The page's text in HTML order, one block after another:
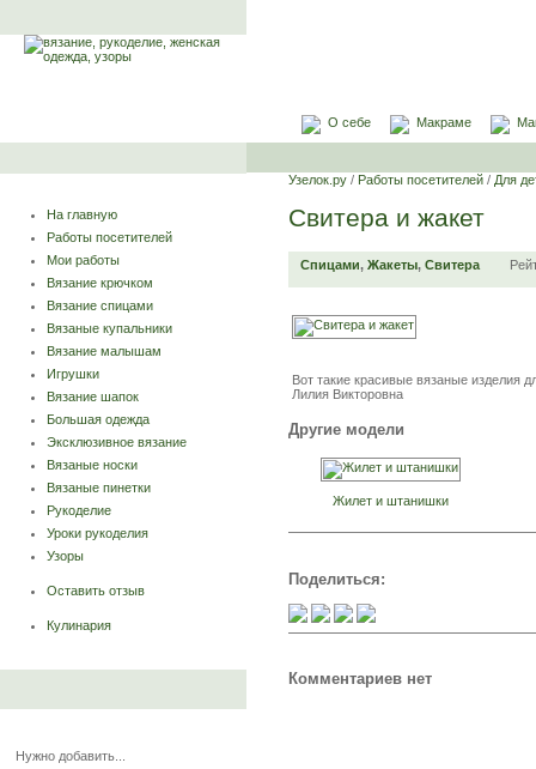
О себе Макраме
На главную
Работы посетителей
Мои работы
Вязание крючком
Вязание спицами
Вязаные купальники
Вязание малышам
Игрушки
Вязание шапок
Большая одежда
Эксклюзивное вязание
Вязаные носки
Вязаные пинетки
Рукоделие
Уроки рукоделия
Узоры
Оставить отзыв
Кулинария
Нужно добавить...
Узелок.ру / Работы посетителей / Для
Свитера и жакет
Спицами, Жакеты, Свитера
Вот такие красивые вязаные изделия
Лилия Викторовна
Другие модели
Жилет и штанишки
Поделиться:
Комментариев нет